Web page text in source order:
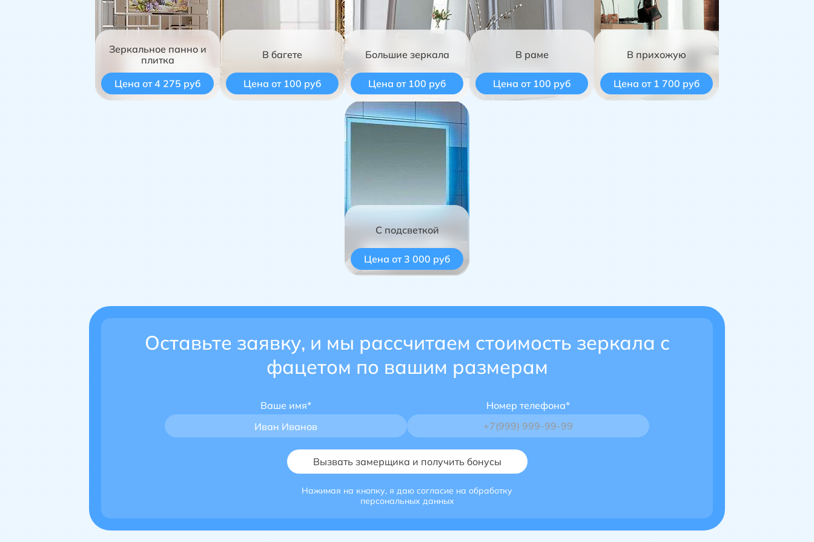
Зеркальное панно и
плитка
Цена от 4 275 руб
В багете
Цена от 100 руб
Большие зеркала
Цена от 100 руб
В раме
Цена от 100 руб
В прихожую
Цена от 1 700 руб
С подсветкой
Цена от 3 000 руб
Оставьте заявку, и мы рассчитаем стоимость зеркала с
фацетом по вашим размерам
Ваше имя*
Иван Иванов
Номер телефона*
Нажимая на кнопку, я даю согласие на обработку
персональных данных